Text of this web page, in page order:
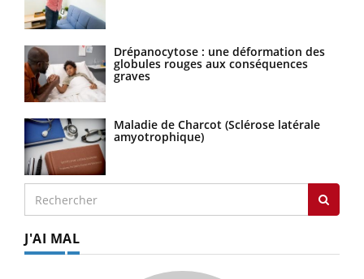
Drépanocytose : une déformation des
globules rouges aux conséquences
graves
Maladie de Charcot (Sclérose latérale
amyotrophique)
J'AI MAL